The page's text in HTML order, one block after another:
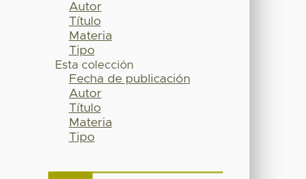
Autor
Título
Materia
Tipo
Esta colección
Fecha de publicación
Autor
Título
Materia
Tipo